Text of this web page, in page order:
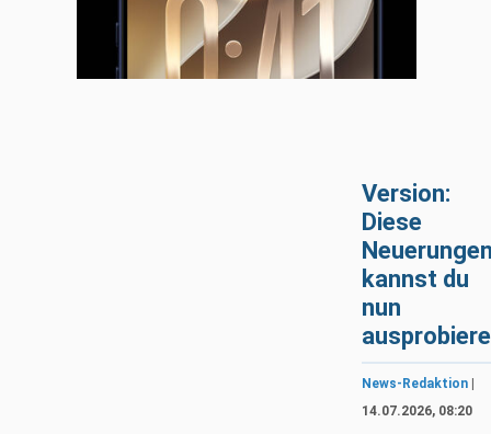
Version:
Diese
kannst du
nun
News-Redaktion
14.07.2026, 08:20